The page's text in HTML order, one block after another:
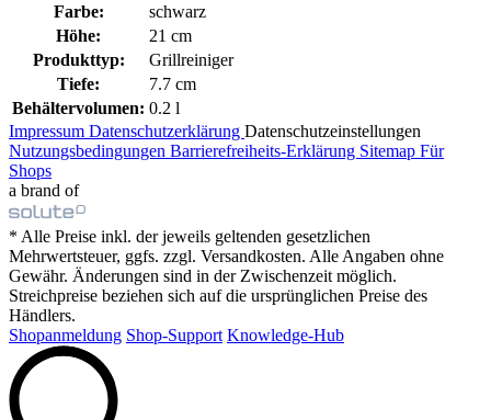
Farbe:
schwarz
Höhe:
21 cm
Produkttyp:
Grillreiniger
Tiefe:
7.7 cm
Behältervolumen: 0.2 l
Impressum Datenschutzerklärung Datenschutzeinstellungen
Nutzungsbedingungen Barrierefreiheits-Erklärung Sitemap Für
Shops
a brand of
* Alle Preise inkl. der jeweils geltenden gesetzlichen
Mehrwertsteuer, ggfs. zzgl. Versandkosten. Alle Angaben ohne
Gewähr. Änderungen sind in der Zwischenzeit möglich.
Streichpreise beziehen sich auf die ursprünglichen Preise des
Händlers.
Shopanmeldung Shop-Support Knowledge-Hub